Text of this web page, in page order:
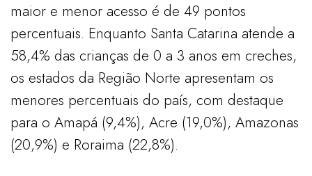
maior e menor acesso é de 49 pontos
percentuais. Enquanto Santa Catarina atende a
58,4% das crianças de 0 a 3 anos em creches,
os estados da Região Norte apresentam os
menores percentuais do país, com destaque
para o Amapá (9,4%), Acre (19,0%), Amazonas
(20,9%) e Roraima (22,8%).